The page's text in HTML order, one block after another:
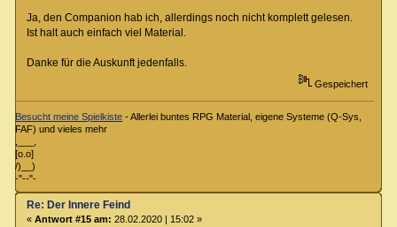
Ja, den Companion hab ich, allerdings noch nicht komplett gelesen.
Ist halt auch einfach viel Material.
Danke für die Auskunft jedenfalls.
Gespeichert
Besucht meine Spielkiste - Allerlei buntes RPG Material, eigene Systeme (Q-Sys,
FAF) und vieles mehr
,___,
[o.o]
/)__)
-"--"-
Re: Der Innere Feind
« Antwort #15 am: 28.02.2020 | 15:02 »